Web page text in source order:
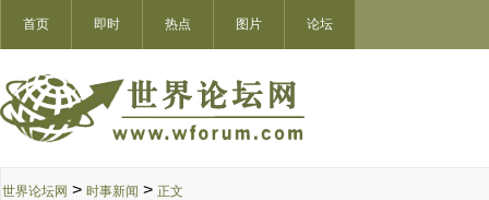
首页 即时 热点 图片 论坛
世界论坛网 > 时事新闻 > 正文